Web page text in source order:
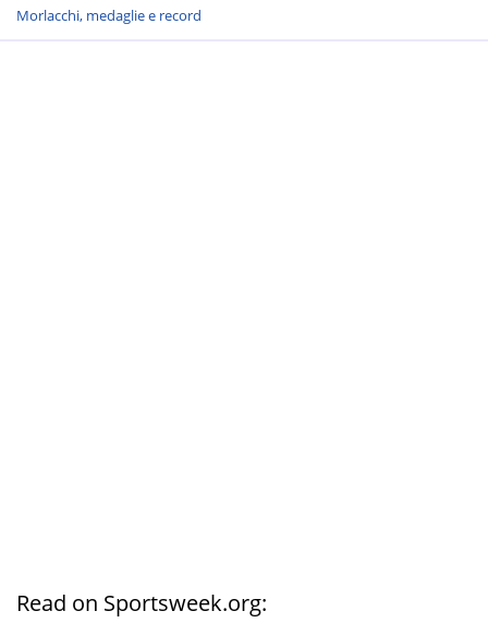
Morlacchi, medaglie e record
Read on Sportsweek.org: